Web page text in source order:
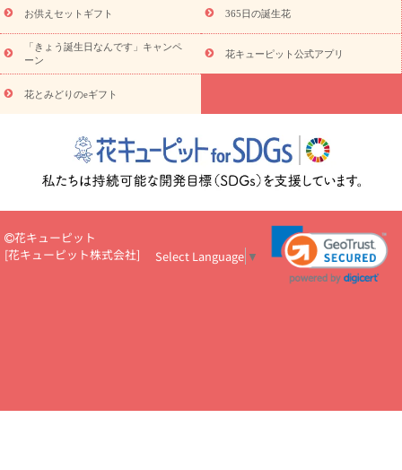
ド
お花の種類 トルコキキョウ
お祝い お祝い・3000円～ お祝い・4000円～
お祝い・
5000円～
お祝い・7000円～ お祝い・ 10000円～
お供え・お
悔やみ
円～
お供え・お悔やみ・
読み物
いのマナー
定年退職祝いのマナー
お祝いを贈るときのマナー・
花キューピットのお祝いコラム一覧
誕生日のお花を「色
彩心理学」で選ぶ方法
結婚祝いの予算相場
出産祝いお役立ち情
ール
新築引っ越し祝いコラム お祝い花のマナー総まとめ
職
場上司や先輩へ贈るお祝い花の正解は？
開店祝いの花 選び方ガイ
あり)
花キューピット×専門家
CO2排出量削減 / SDGsを考える
お供えセットギフト 365日の誕生花
「きょう誕生日なんです」キャンペ
ーン
花キューピット公式アプリ
花とみどりのeギフト
花キューピット
[花キューピット株式会社] Select Language ▼